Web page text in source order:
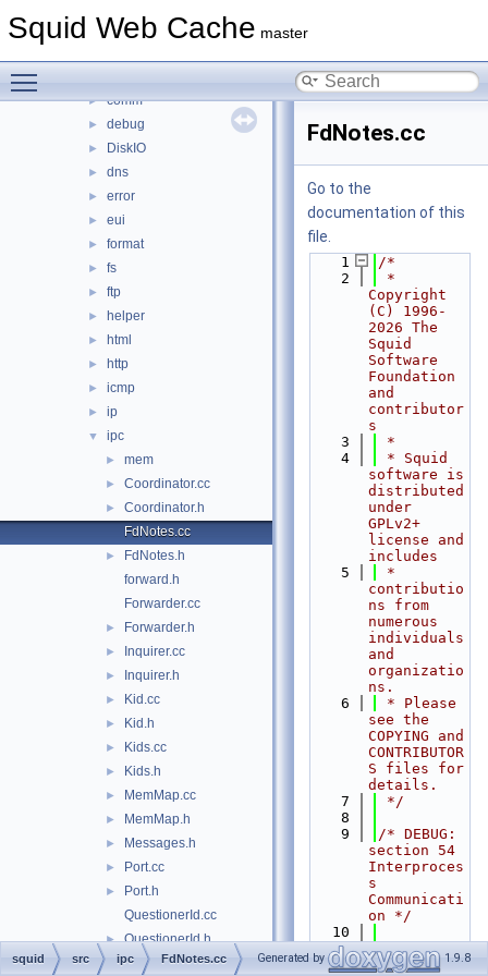
Squid Web Cache master
► auth
► comm
► debug
► DiskIO
► dns
► error
► eui
► format
► fs
► ftp
► helper
► html
► http
► icmp
► ip
▼ ipc
► mem
► Coordinator.cc
►
Coordinator.h
FdNotes.cc
►
FdNotes.h
forward.h
Forwarder.cc
► Forwarder.h
► Inquirer.cc
► Inquirer.h
► Kid.cc
► Kid.h
► Kids.cc
► Kids.h
► MemMap.cc
► MemMap.h
► Messages.h
► Port.cc
►
Port.h
QuestionerId.cc
► QuestionerId.h
► Queue.cc
FdNotes.cc
Go to the
documentation of this
file.
    1
/*
    2
*
Copyright
(C) 1996-
2026 The
Squid
Software
Foundation
and
contributor
s
    3
*
    4
* Squid
software is
distributed
under
GPLv2+
license and
includes
    5
*
contributio
ns from
numerous
individuals
and
organizatio
ns.
    6
* Please
see the
COPYING and
CONTRIBUTOR
S files for
details.
    7
*/
    8
    9
/* DEBUG:
section 54
Interproces
s
Communicati
on */
   10
   11
#include
"squid.h"
squid src ipc FdNotes.cc Generated by 1.9.8